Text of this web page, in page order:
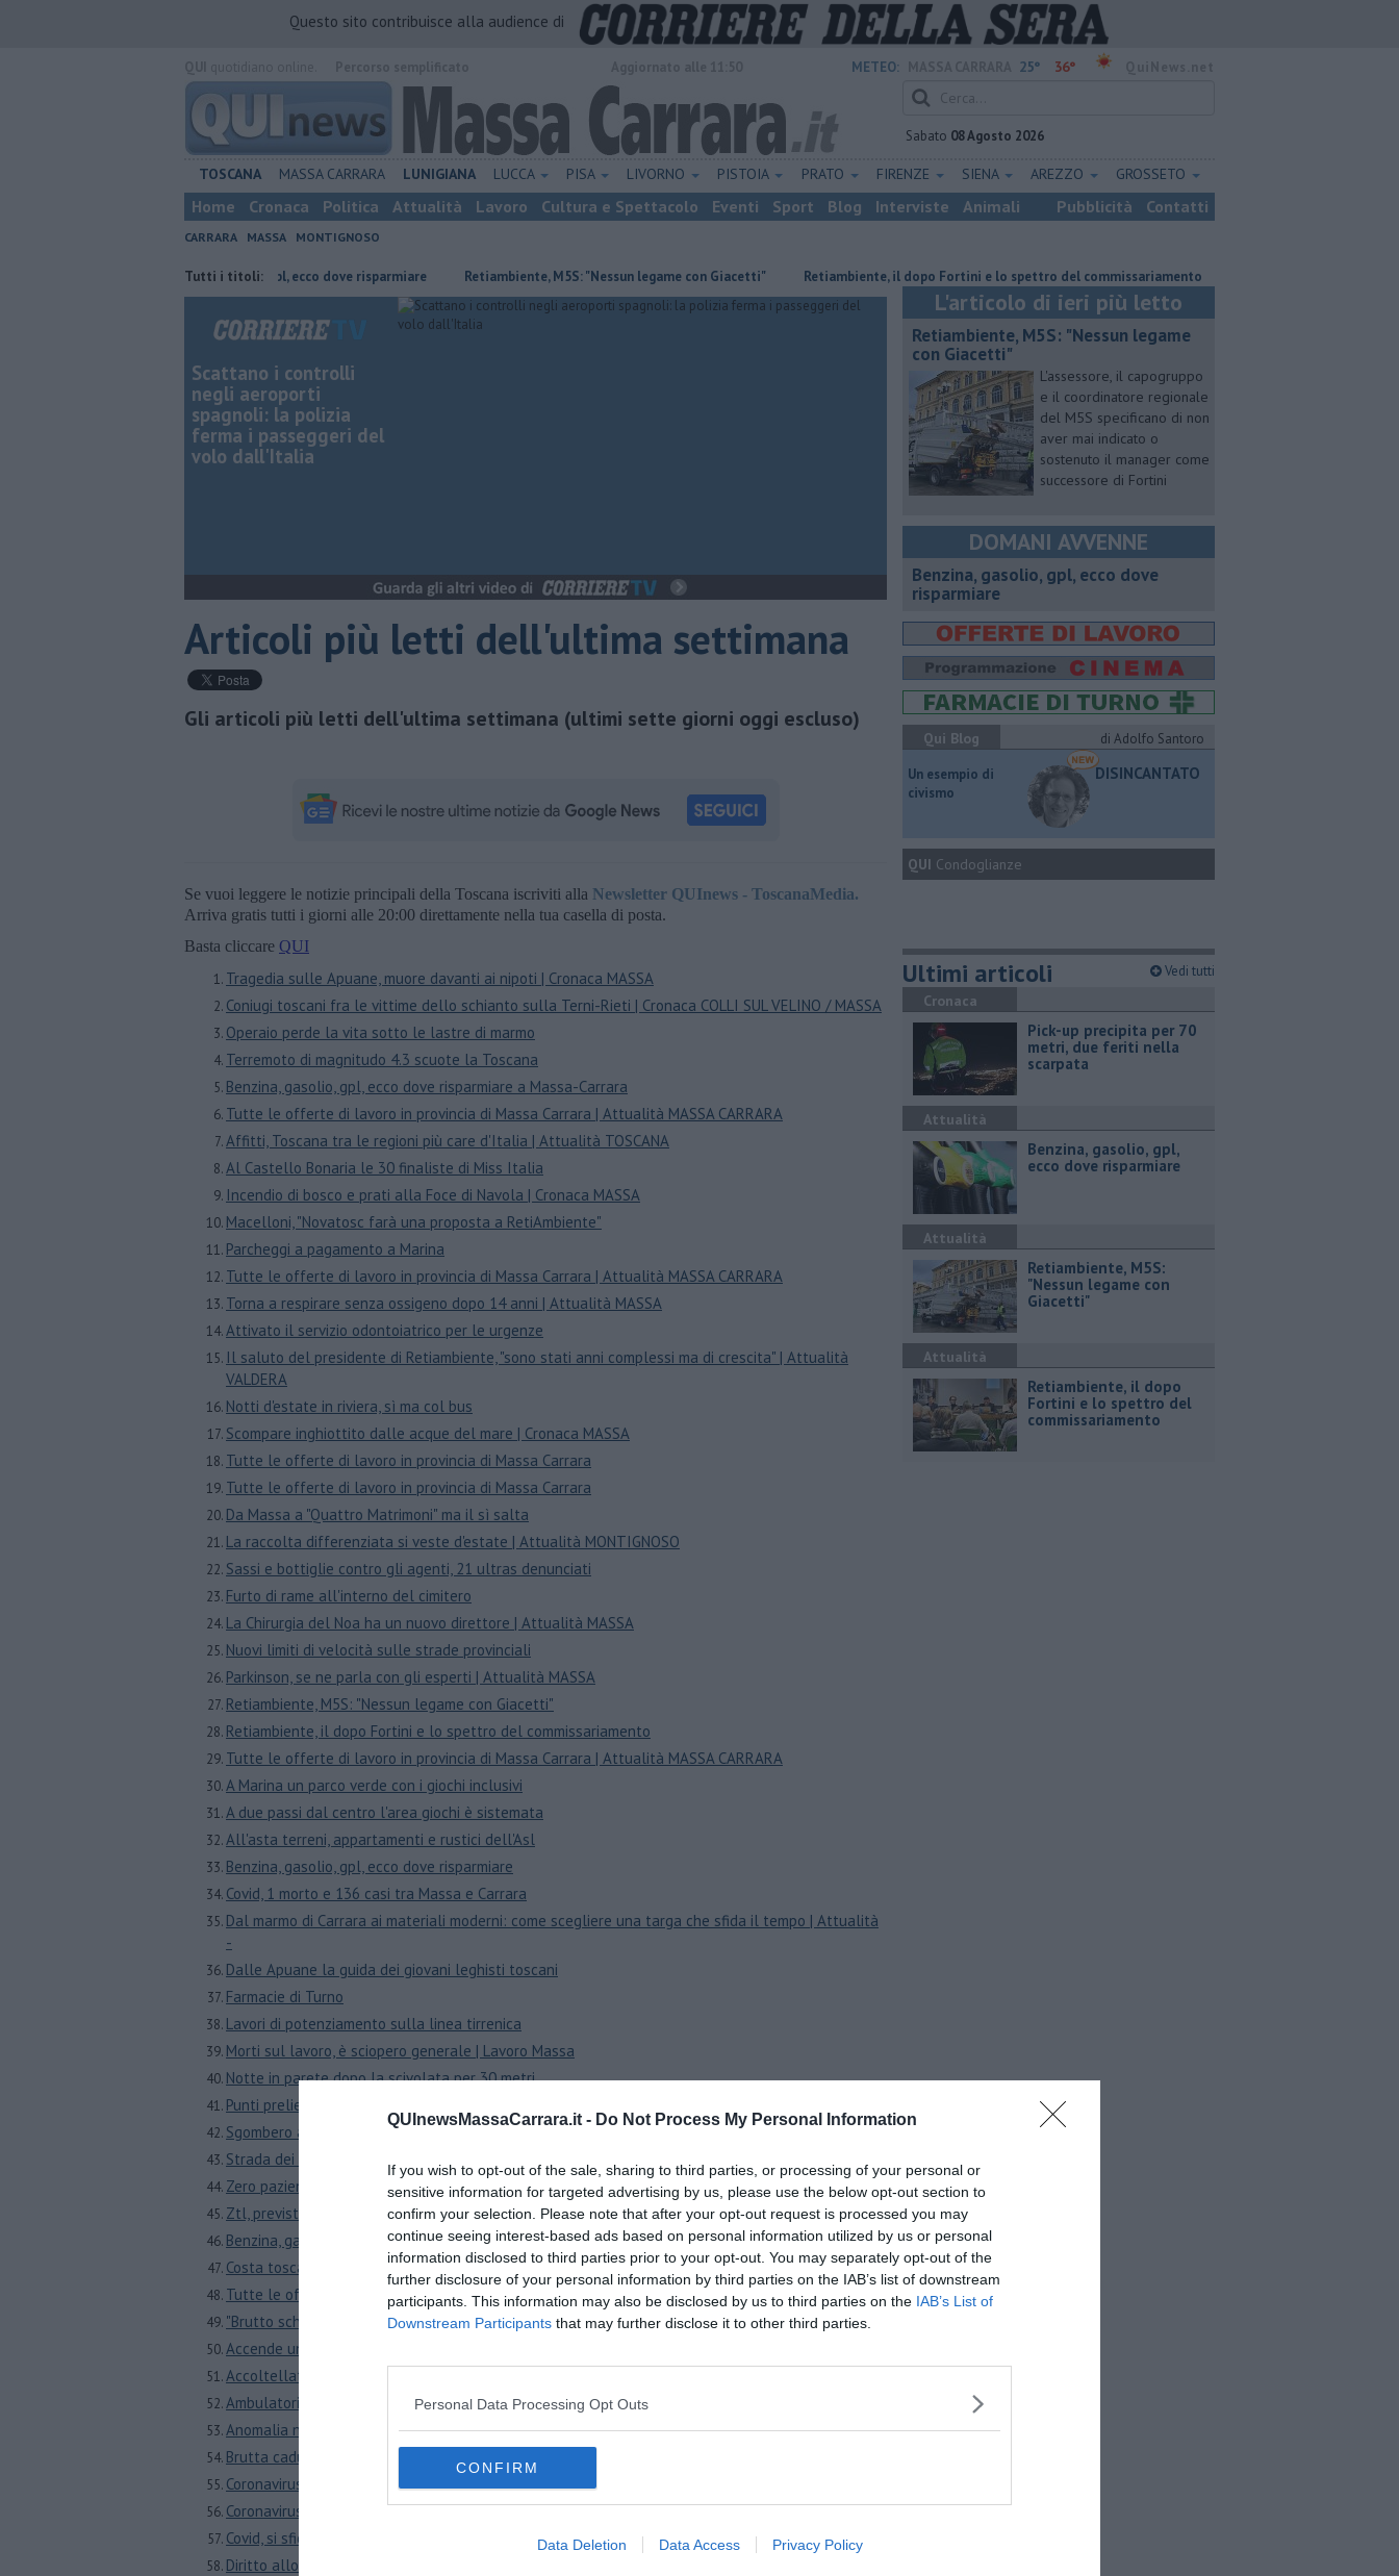
QUInewsMassaCarrara.it - Do Not Process My Personal Information
If you wish to opt-out of the sale, sharing to third parties, or processing of your personal or
sensitive information for targeted advertising by us, please use the below opt-out section to
confirm your selection. Please note that after your opt-out request is processed you may
continue seeing interest-based ads based on personal information utilized by us or personal
information disclosed to third parties prior to your opt-out. You may separately opt-out of the
further disclosure of your personal information by third parties on the IAB’s list of downstream
participants. This information may also be disclosed by us to third parties on the IAB’s List of
Downstream Participants that may further disclose it to other third parties.
Personal Data Processing Opt Outs
CONFIRM
Data Deletion Data Access Privacy Policy
Questo sito contribuisce alla audience di
METEO: 25° 36°
Sabato 08 Agosto 2026
TOSCANA MASSA CARRARA LUNIGIANA LUCCA PISA LIVORNO PISTOIA PRATO FIRENZE SIENA AREZZO GROSSETO
Home Cronaca Politica Attualità Lavoro Cultura e Spettacolo Eventi Sport Blog Interviste Animali Pubblicità Contatti
CARRARA MASSA MONTIGNOSO
Tutti i titoli:
​Benzina, gasolio, gpl, ecco dove risparmiare Retiambiente, M5S: "Nessun legame con Giacetti" Retiambiente, il dopo Fortini e lo spettro del commissariamento Pick-up precipita per 70 metri, due
Scattano i controlli
negli aeroporti
spagnoli: la polizia
ferma i passeggeri del
volo dall'Italia
Articoli più letti dell'ultima settimana
Gli articoli più letti dell'ultima settimana (ultimi sette giorni oggi escluso)
Se vuoi leggere le notizie principali della Toscana iscriviti alla Newsletter QUInews - ToscanaMedia.
Arriva gratis tutti i giorni alle 20:00 direttamente nella tua casella di posta.
Basta cliccare QUI
Tragedia sulle Apuane, muore davanti ai nipoti | Cronaca MASSA
Coniugi toscani fra le vittime dello schianto sulla Terni-Rieti | Cronaca COLLI SUL VELINO / MASSA
Operaio perde la vita sotto le lastre di marmo
Terremoto di magnitudo 4.3 scuote la Toscana
Benzina, gasolio, gpl, ecco dove risparmiare a Massa-Carrara
​Tutte le offerte di lavoro in provincia di Massa Carrara | Attualità MASSA CARRARA
Affitti, Toscana tra le regioni più care d'Italia | Attualità TOSCANA
Al Castello Bonaria le 30 finaliste di Miss Italia
Incendio di bosco e prati alla Foce di Navola | Cronaca MASSA
Macelloni, "Novatosc farà una proposta a RetiAmbiente"
Parcheggi a pagamento a Marina
​Tutte le offerte di lavoro in provincia di Massa Carrara | Attualità MASSA CARRARA
Torna a respirare senza ossigeno dopo 14 anni | Attualità MASSA
Attivato il servizio odontoiatrico per le urgenze
Il saluto del presidente di Retiambiente, "sono stati anni complessi ma di crescita" | Attualità
VALDERA
Notti d'estate in riviera, sì ma col bus
Scompare inghiottito dalle acque del mare | Cronaca MASSA
​Tutte le offerte di lavoro in provincia di Massa Carrara
​Tutte le offerte di lavoro in provincia di Massa Carrara
Da Massa a "Quattro Matrimoni" ma il sì salta
La raccolta differenziata si veste d'estate | Attualità MONTIGNOSO
Sassi e bottiglie contro gli agenti, 21 ultras denunciati
Furto di rame all'interno del cimitero
La Chirurgia del Noa ha un nuovo direttore | Attualità MASSA
Nuovi limiti di velocità sulle strade provinciali
Parkinson, se ne parla con gli esperti | Attualità MASSA
Retiambiente, M5S: "Nessun legame con Giacetti"
Retiambiente, il dopo Fortini e lo spettro del commissariamento
​Tutte le offerte di lavoro in provincia di Massa Carrara | Attualità MASSA CARRARA
A Marina un parco verde con i giochi inclusivi
A due passi dal centro l'area giochi è sistemata
All'asta terreni, appartamenti e rustici dell'Asl
Benzina, gasolio, gpl, ecco dove risparmiare
Covid, 1 morto e 136 casi tra Massa e Carrara
Dal marmo di Carrara ai materiali moderni: come scegliere una targa che sfida il tempo | Attualità
-
Dalle Apuane la guida dei giovani leghisti toscani
Farmacie di Turno
Lavori di potenziamento sulla linea tirrenica
Morti sul lavoro, è sciopero generale | Lavoro Massa
Notte in parete dopo la scivolata per 30 metri
Punti prelievo, graduale ritorno alla normalità
Sgombero alla Ex-Volpi Holding
Strada dei Marmi chiusa, si lavora in galleria
Zero pazienti, chiuso il reparto Covid di Massa
Ztl, prevista un'area sempre e solo pedonale
Benzina, gasolio, gpl, ecco dove risparmiare a Massa-Carrara
Costa toscana fra le più colpite dal meteo estremo
​Tutte le offerte di lavoro in provincia di Massa Carrara | Attualità MASSA CARRARA
"Brutto scherzo, addio gigante buono"
Accende un fuoco e le fiamme lo avvolgono, è grave | Cronaca MASSA
Accoltellata nella notte, caccia all'aggressore | Cronaca Massa
Ambulatori di dermatologia operativi al monoblocco
Anomalia nel serbatoio, divieto di usare l'acqua
Brutta caduta sulle Apuane, ferito escursionista
Coronavirus, coppia in quarantena a Massa
Coronavirus, due nuovi casi a Massa | Attualità MASSA
Covid, si sfiorano i 700 casi, altre tre vittime
Diritto allo studio, al via il pacchetto scuola
L'articolo di ieri più letto
Retiambiente, M5S: "Nessun legame
con Giacetti"
L'assessore, il capogruppo
e il coordinatore regionale
del M5S specificano di non
aver mai indicato o
sostenuto il manager come
successore di Fortini
DOMANI AVVENNE
​Benzina, gasolio, gpl, ecco dove
risparmiare
Qui Blog
di Adolfo Santoro
​Un esempio di
civismo
DISINCANTATO
QUI Condoglianze
Ultimi articoli Vedi tutti
Cronaca
Pick-up precipita per 70
metri, due feriti nella
scarpata
Attualità
​Benzina, gasolio, gpl,
ecco dove risparmiare
Attualità
Retiambiente, M5S:
"Nessun legame con
Giacetti"
Attualità
Retiambiente, il dopo
Fortini e lo spettro del
commissariamento